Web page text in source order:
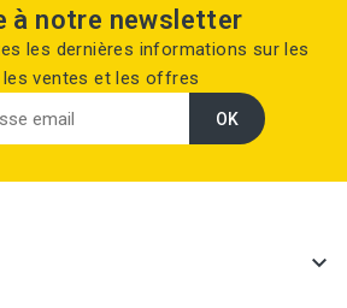
à notre newsletter
les dernières informations sur les
les ventes et les offres
